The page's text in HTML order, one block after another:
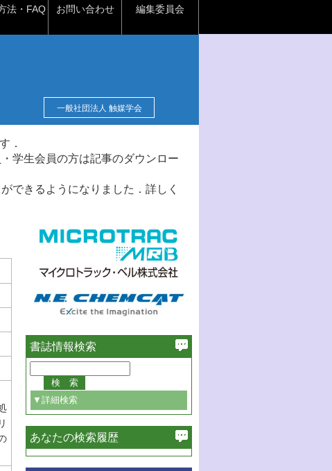
法・FAQ お問い合わせ 編集委員会
一般社団法人 触媒学会
．
学生会員の方は記事のダウンロー
できるようになりました．詳しく
書誌情報検索
▼詳細検索
必ず含む
あなたの検索履歴